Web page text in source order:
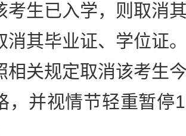
考生已入学，则取消
消其毕业证、学位证
相关规定取消该考生
，并视情节轻重暂停